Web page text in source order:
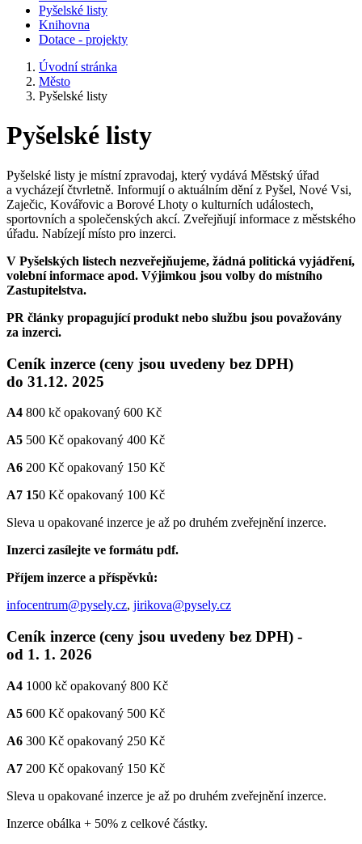
Pyšelské listy
Knihovna
Dotace - projekty
Úvodní stránka
Město
Pyšelské listy
Pyšelské listy
Pyšelské listy je místní zpravodaj, který vydává Městský úřad
a vycházejí čtvrletně. Informují o aktuálním dění z Pyšel, Nové Vsi,
Zaječic, Kovářovic a Borové Lhoty o kulturních událostech,
sportovních a společenských akcí. Zveřejňují informace z městského
úřadu. Nabízejí místo pro inzerci.
V Pyšelských listech nezveřejňujeme, žádná politická vyjádření,
volební informace apod. Výjimkou jsou volby do místního
Zastupitelstva.
PR články propagující produkt nebo službu jsou považovány
za inzerci.
Ceník inzerce (ceny jsou uvedeny bez DPH)
do 31.12. 2025
A4 800 kč opakovaný 600 Kč
A5 500 Kč opakovaný 400 Kč
A6 200 Kč opakovaný 150 Kč
A7 150 Kč opakovaný 100 Kč
Sleva u opakované inzerce je až po druhém zveřejnění inzerce.
Inzerci zasílejte ve formátu pdf.
Příjem inzerce a příspěvků:
infocentrum@pysely.cz, jirikova@pysely.cz
Ceník inzerce (ceny jsou uvedeny bez DPH) -
od 1. 1. 2026
A4 1000 kč opakovaný 800 Kč
A5 600 Kč opakovaný 500 Kč
A6 300 Kč opakovaný 250 Kč
A7 200 Kč opakovaný 150 Kč
Sleva u opakované inzerce je až po druhém zveřejnění inzerce.
Inzerce obálka + 50% z celkové částky.